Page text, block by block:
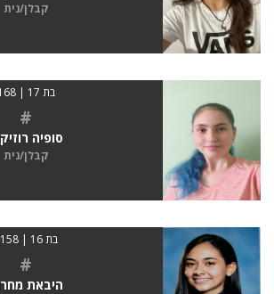
קבלן/נית
בת 17 | 168
#
סופיה
קבלן/נית
בת 16 | 0158
#
היבאת